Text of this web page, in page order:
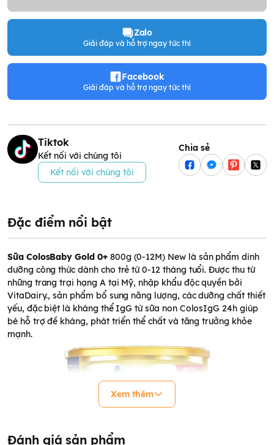
Zalo
Giải đáp và hỗ trợ ngay tức thì
Facebook
Giải đáp và hỗ trợ ngay tức thì
Tiktok
Kết nối với chúng tôi
Kết nối với chúng tôi
Chia sẻ
Đặc điểm nổi bật
Sữa ColosBaby Gold 0+ 800g (0-12M) New là sản phẩm dinh
dưỡng công thức dành cho trẻ từ 0-12 tháng tuổi. Được thu từ
những trang trại hạng A tại Mỹ, nhập khẩu độc quyền bởi
VitaDairy., sản phẩm bổ sung năng lượng, các dưỡng chất thiết
yếu, đặc biệt là kháng thể IgG từ sữa non ColosIgG 24h giúp
bé hỗ trợ đề kháng, phát triển thể chất và tăng trưởng khỏe
mạnh.
Xem thêm
Đánh giá sản phẩm